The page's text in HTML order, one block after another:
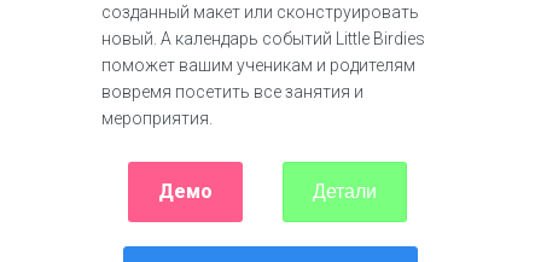
созданный макет или сконструировать
новый. А календарь событий Little Birdies
поможет вашим ученикам и родителям
вовремя посетить все занятия и
мероприятия.
Демо Детали